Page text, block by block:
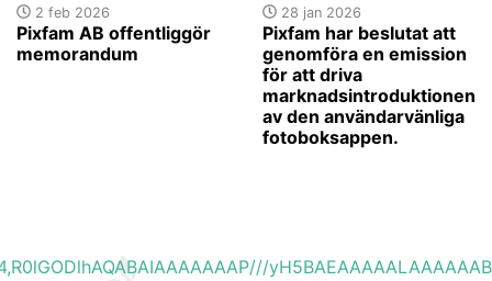
2 feb 2026
Pixfam AB offentliggör
memorandum
28 jan 2026
Pixfam har beslutat att
genomföra en emission
för att driva
marknadsintroduktionen
av den användarvänliga
fotoboksappen.